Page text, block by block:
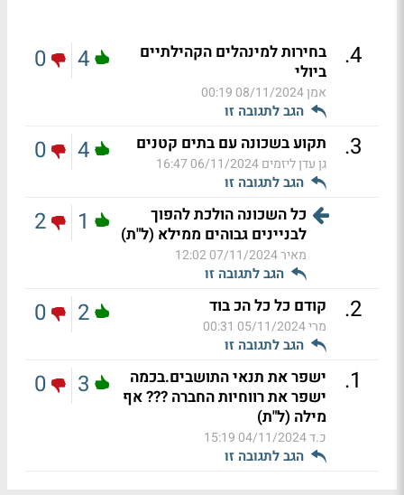
4
.
בחירות למינהלים הקהילתיים
ביולי
אמן08/11/2024 00:19
הגב לתגובה זו
4
0
3
. תקוע בשכונה עם בתים קטנים
גן עדן ליזמים06/11/2024 16:47
הגב לתגובה זו
4
0
כל השכונה הולכת להפוך
לבניינים גבוהים ממילא (ל"ת)
מאיר07/11/2024 12:02
הגב לתגובה זו
1
2
2
. קודם כל כל הכ בוד
מרי05/11/2024 00:31
הגב לתגובה זו
2
0
1
.
ישפר את תנאי התושבים.בכמה
ישפר את רווחיות החברה ??? אף
מילה (ל"ת)
כ.ד04/11/2024 15:19
הגב לתגובה זו
3
0